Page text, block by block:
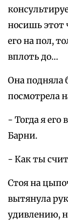
носишь этот
его на пол,
вплоть до…
Она
посмотрела
- Тогда я его
Барни.
- Как ты
Стоя на
вытянула
удивлению,